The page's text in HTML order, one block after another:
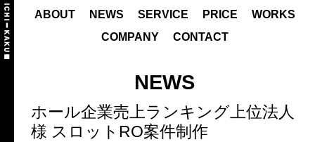
NEWS
ホール企業売上ランキング上位法人
様 スロットRO案件制作
ABOUT NEWS SERVICE PRICE
WORKS
COMPANY
CONTACT